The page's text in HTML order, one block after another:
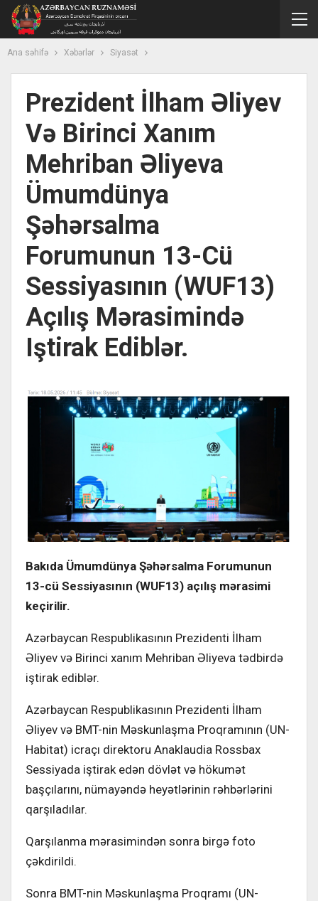
Ana səhifə Xəbərlər Siyasət
Prezident İlham Əliyev
Və Birinci Xanım
Mehriban Əliyeva
Ümumdünya
Şəhərsalma
Forumunun 13-Cü
Sessiyasının (WUF13)
Açılış Mərasimində
Iştirak Ediblər.
Bakıda Ümumdünya Şəhərsalma Forumunun
13-cü Sessiyasının (WUF13) açılış mərasimi
keçirilir.
Azərbaycan Respublikasının Prezidenti İlham
Əliyev və Birinci xanım Mehriban Əliyeva tədbirdə
iştirak ediblər.
Azərbaycan Respublikasının Prezidenti İlham
Əliyev və BMT-nin Məskunlaşma Proqramının (UN-
Habitat) icraçı direktoru Anaklaudia Rossbax
Sessiyada iştirak edən dövlət və hökumət
başçılarını, nümayəndə heyətlərinin rəhbərlərini
qarşıladılar.
Qarşılanma mərasimindən sonra birgə foto
çəkdirildi.
Sonra BMT-nin Məskunlaşma Proqramı (UN-